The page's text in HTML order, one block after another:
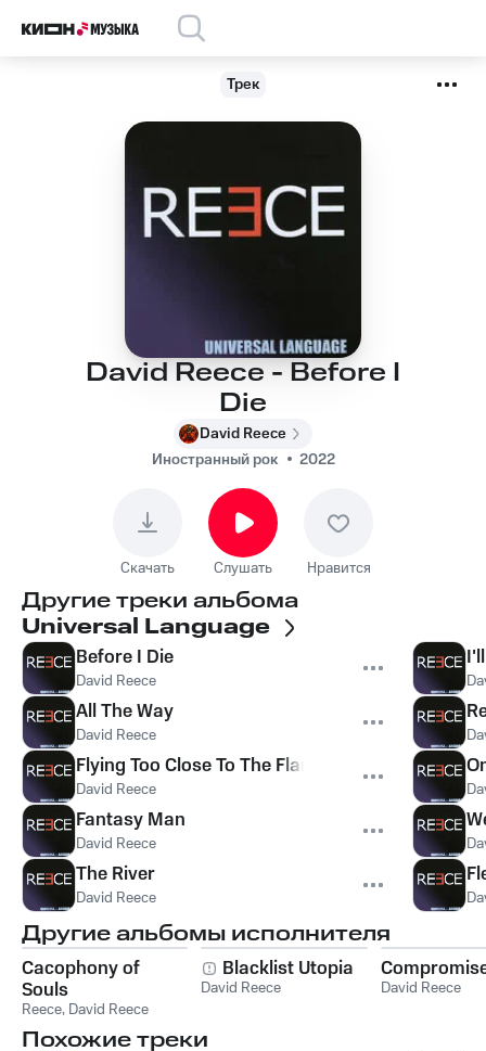
Трек
David Reece - Before I
Die
David Reece
Иностранный рок
2022
Скачать Слушать Нравится
Другие треки альбома
Universal Language
Before I Die
David Reece
All The Way
David Reece
Flying Too Close To The Flame
David Reece
Fantasy Man
David Reece
The River
David Reece
Другие альбомы исполнителя
Cacophony of
Souls
Reece, David Reece
Blacklist Utopia
David Reece David Reece
Похожие треки